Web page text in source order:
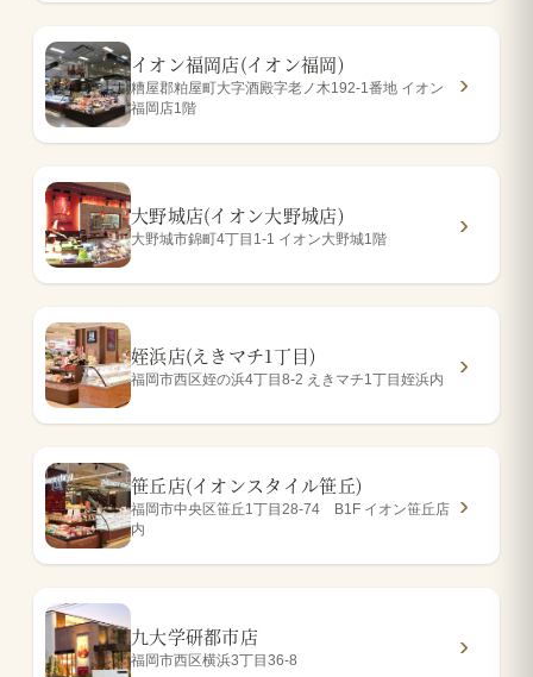
イオン福岡店(イオン福岡)
糟屋郡粕屋町大字酒殿字老ノ木192-1番地 イオン
福岡店1階
大野城店(イオン大野城店)
大野城市錦町4丁目1-1 イオン大野城1階
姪浜店(えきマチ1丁目)
福岡市西区姪の浜4丁目8-2 えきマチ1丁目姪浜内
笹丘店(イオンスタイル笹丘)
福岡市中央区笹丘1丁目28-74 B1F イオン笹丘店
内
九大学研都市店
福岡市西区横浜3丁目36-8